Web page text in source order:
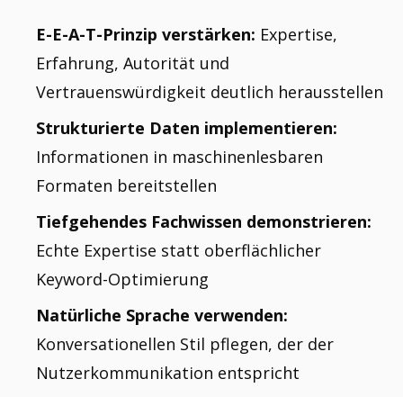
E-E-A-T-Prinzip verstärken: Expertise,
Erfahrung, Autorität und
Vertrauenswürdigkeit deutlich herausstellen
Strukturierte Daten implementieren:
Informationen in maschinenlesbaren
Formaten bereitstellen
Tiefgehendes Fachwissen demonstrieren:
Echte Expertise statt oberflächlicher
Keyword-Optimierung
Natürliche Sprache verwenden:
Konversationellen Stil pflegen, der der
Nutzerkommunikation entspricht